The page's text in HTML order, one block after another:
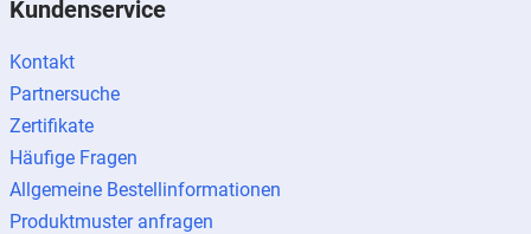
Kundenservice
Kontakt
Partnersuche
Zertifikate
Häufige Fragen
Allgemeine Bestellinformationen
Produktmuster anfragen